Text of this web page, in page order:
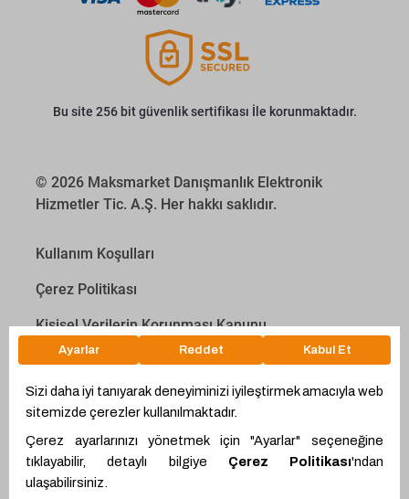
WhatsApp
Teklif Hattı
Bu site 256 bit güvenlik sertifikası İle korunmaktadır.
© 2026 Maksmarket Danışmanlık Elektronik
Hizmetler Tic. A.Ş. Her hakkı saklıdır.
Kullanım Koşulları
Çerez Politikası
Kişisel Verilerin Korunması Kanunu
İletişim Aydınlatma Metni
Proyakıt
Ödeme Hesaplama Aracı